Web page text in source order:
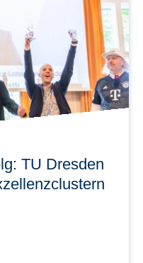
mehr erfahren
TU Dresden